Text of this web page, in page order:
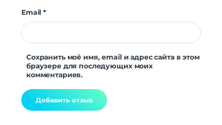
Email*
Сохранить моё имя, email и адрес сайта в этом
браузере для последующих моих
комментариев.